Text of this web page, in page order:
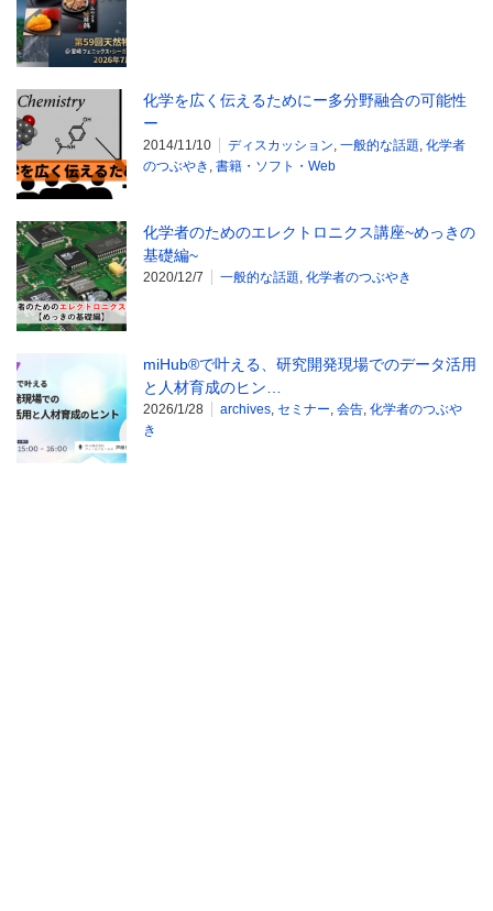
化学を広く伝えるためにー多分野融合の可能性
ー
2014/11/10 ディスカッション, 一般的な話題, 化学者
のつぶやき , 書籍・ソフト・Web
化学者のためのエレクトロニクス講座~めっきの
基礎編~
2020/12/7 一般的な話題, 化学者のつぶやき
miHub®で叶える、研究開発現場でのデータ活用
と人材育成のヒン…
2026/1/28 archives, セミナー, 会告, 化学者のつぶや
き